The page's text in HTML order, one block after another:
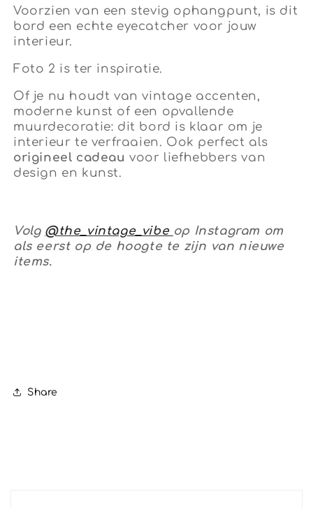
Voorzien van een stevig ophangpunt, is dit
bord een echte eyecatcher voor jouw
interieur.
Foto 2 is ter inspiratie.
Of je nu houdt van vintage accenten,
moderne kunst of een opvallende
muurdecoratie: dit bord is klaar om je
interieur te verfraaien. Ook perfect als
origineel cadeau voor liefhebbers van
design en kunst.
Volg @the_vintage_vibe op Instagram om
als eerst op de hoogte te zijn van nieuwe
items.
Share